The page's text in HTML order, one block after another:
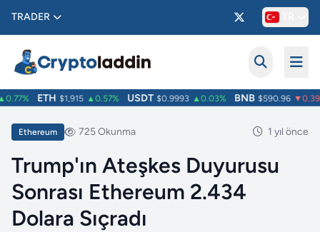
TRADER
ETH $1,915 ▲0.57% USDT $0.9993 ▲0.03% BNB $590.96 ▼0.39%
Ethereum 725 Okunma 1 yıl önce
Trump'ın Ateşkes Duyurusu
Sonrası Ethereum 2.434
Dolara Sıçradı